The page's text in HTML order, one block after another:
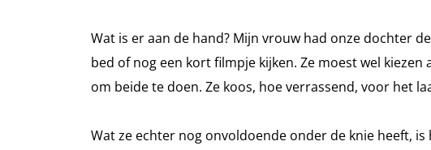
Wat is er aan de hand? Mijn vrouw had onze dochter
bed of nog een kort filmpje kijken. Ze moest wel kiezen
om beide te doen. Ze koos, hoe verrassend, voor het
Wat ze echter nog onvoldoende onder de knie heeft,